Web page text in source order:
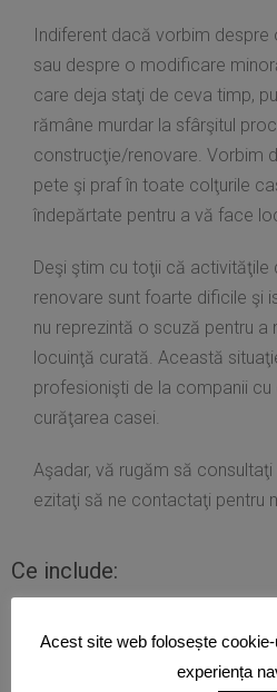
Indiferent dacă vorbim despre
sau despre o modificare
care deja staţi de ceva timp,
rămâne murdar la sfârşitul
construcţie/renovare. Vorbim
pete şi praf în toate colţurile
îndepărtate pentru a vă face
Deşi ştim cu toţii că activităţile
renovare sunt foarte dificile şi
nu reprezintă o scuză pentru a
locuinţă curată. Această
profesionişti de la companii cu
curăţarea casei.
Aşadar, vă rugăm să
ezitaţi să ne contactaţi pentru
Ce include:
Curăţarea plintelor, prizelor şi
Acest site web folosește
experiența